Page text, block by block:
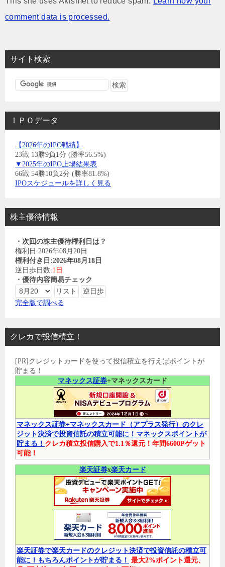
comment data is processed.
サイト検索
ＩＰＯデータ
【2026年のIPO戦績】
23戦 13勝9負1分 (勝率56.5%)
▼2025年のIPO上場結果表
66戦 54勝10負2分 (勝率81.8%)
IPOスケジュールを詳しく見る
株主優待情報
・次回の株主優待権利日は？
権利日:2026年08月20日
権利付き日:2026年08月18日
逆日歩日数:1日
・優待内容簡易チェック
完全版で調べる
クレカで投信積立！
[PR]クレジットカードを使って投信積立を行えばポイントが
貯まる！
マネックス証券+マネックスカード
マネックス証券+マネックスカード（アプラス発行）のクレ
ジット決済で投資信託の積立可能に！マネックスポイントが
貯まる！ クレカ積立投信購入で1.1％還元！年間6600Pゲット
可能！
楽天証券x楽天カード
楽天証券で楽天カードのクレジット決済で投資信託の積立可
能に！もちろんポイントが貯まる！ 最大2%ポイント還元、